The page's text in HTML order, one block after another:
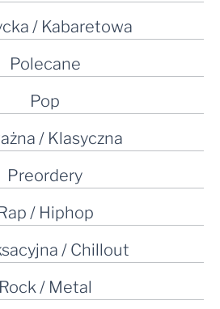
/ Kabaretowa
Polecane
Pop
/ Klasyczna
Preordery
/ Hiphop
/ Chillout
Rock / Metal